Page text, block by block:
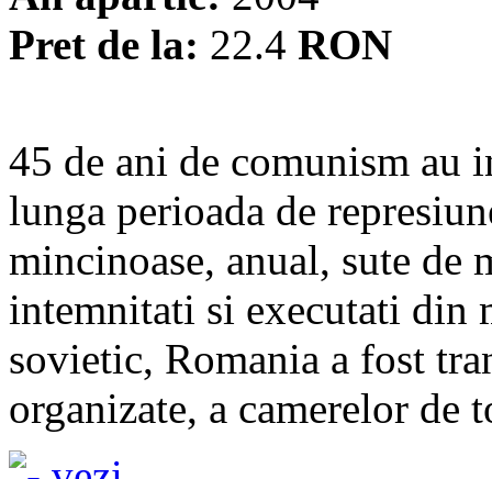
Pret de la: 22.4 RON
45 de ani de comunism au
lunga perioada de
mincinoase, anual, sute de
intemnitati si executati din
sovietic, Romania a fost
organizate, a camerelor de